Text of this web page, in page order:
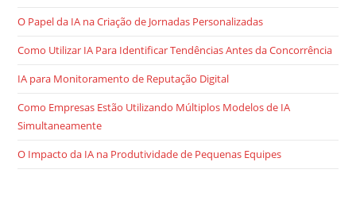
O Papel da IA na Criação de Jornadas Personalizadas
Como Utilizar IA Para Identificar Tendências Antes da Concorrência
IA para Monitoramento de Reputação Digital
Como Empresas Estão Utilizando Múltiplos Modelos de IA
Simultaneamente
O Impacto da IA na Produtividade de Pequenas Equipes